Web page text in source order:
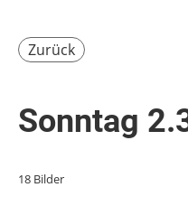
Zurück
Sonntag
18 Bilder